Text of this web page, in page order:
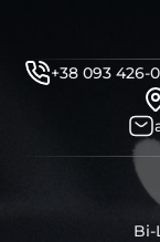
+38 093 426-
Bi-